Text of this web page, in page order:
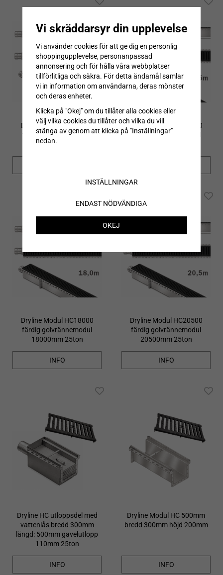
Dryline Modul HC13000
färdig golvrännemodul
13000mm 25ton
Dryline Modul HC15500
färdig golvrännemodul
Dryline Modul HC18000
färdig golvrännemodul
18000mm 25ton
INFO
Dryline Modul HC20500
färdig golvrännemodul
20500mm 25ton
INFO
Dryline HC utloppsdel med
vattenlås bredd 300mm
längd: 500mm gavelutlopp
110mm 25ton
INFO
Dryline Modul HC 500mm
bredd 300mm höjd 200mm
INFO
Vi skräddarsyr din upplevelse
Vi använder cookies för att ge dig en personlig
shoppingupplevelse, personanpassad
annonsering och för hålla våra webbplatser
tillförlitliga och säkra. För detta ändamål samlar
vi in information om användarna, deras mönster
och deras enheter.
Klicka på "Okej" om du tillåter alla cookies eller
välj vilka cookies du tillåter och vilka du vill
stänga av genom att klicka på "Inställningar"
nedan.
INSTÄLLNINGAR
ENDAST NÖDVÄNDIGA
OKEJ